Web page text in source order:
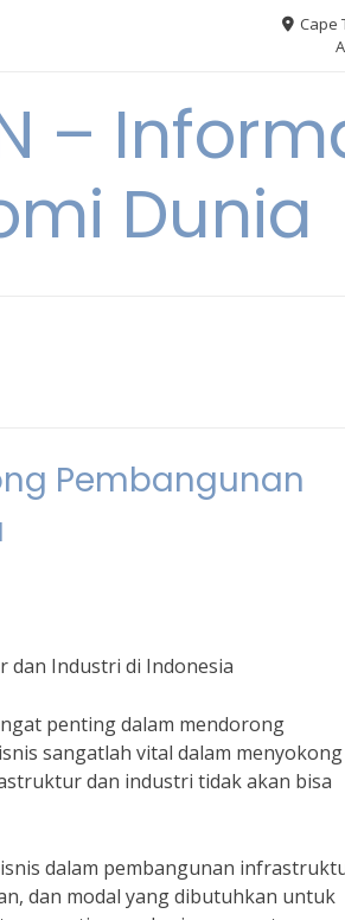
Cape
–
Dunia
Pembangunan
dan Industri di Indonesia
penting dalam mendorong
sangatlah vital dalam menyokong
dan industri tidak akan bisa
dalam pembangunan
dan modal yang dibutuhkan untuk